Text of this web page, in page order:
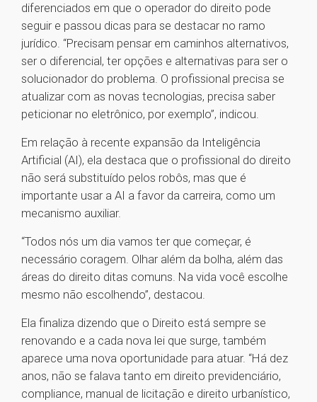
diferenciados em que o operador do direito pode
seguir e passou dicas para se destacar no ramo
jurídico. “Precisam pensar em caminhos alternativos,
ser o diferencial, ter opções e alternativas para ser o
solucionador do problema. O profissional precisa se
atualizar com as novas tecnologias, precisa saber
peticionar no eletrônico, por exemplo”, indicou.
Em relação à recente expansão da Inteligência
Artificial (AI), ela destaca que o profissional do direito
não será substituído pelos robôs, mas que é
importante usar a AI a favor da carreira, como um
mecanismo auxiliar.
“Todos nós um dia vamos ter que começar, é
necessário coragem. Olhar além da bolha, além das
áreas do direito ditas comuns. Na vida você escolhe
mesmo não escolhendo”, destacou.
Ela finaliza dizendo que o Direito está sempre se
renovando e a cada nova lei que surge, também
aparece uma nova oportunidade para atuar. “Há dez
anos, não se falava tanto em direito previdenciário,
compliance, manual de licitação e direito urbanístico,